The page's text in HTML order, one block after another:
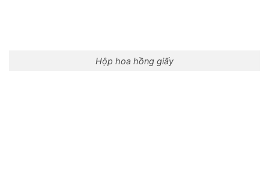
Hộp hoa hồng giấy